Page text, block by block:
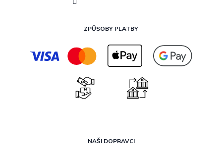
ZPŮSOBY PLATBY
NAŠI DOPRAVCI